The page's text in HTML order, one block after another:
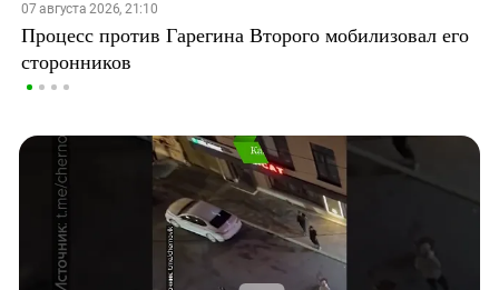
07 августа 2026, 21:10
Процесс против Гарегина Второго мобилизовал его
сторонников